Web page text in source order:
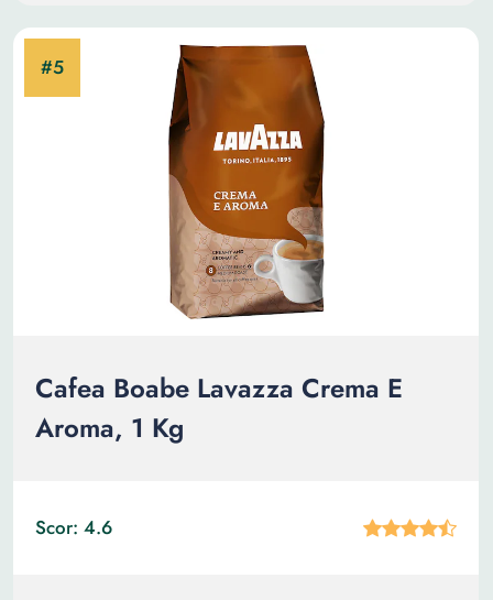
Cafea Boabe Lavazza Crema E
Aroma, 1 Kg
Scor: 4.6